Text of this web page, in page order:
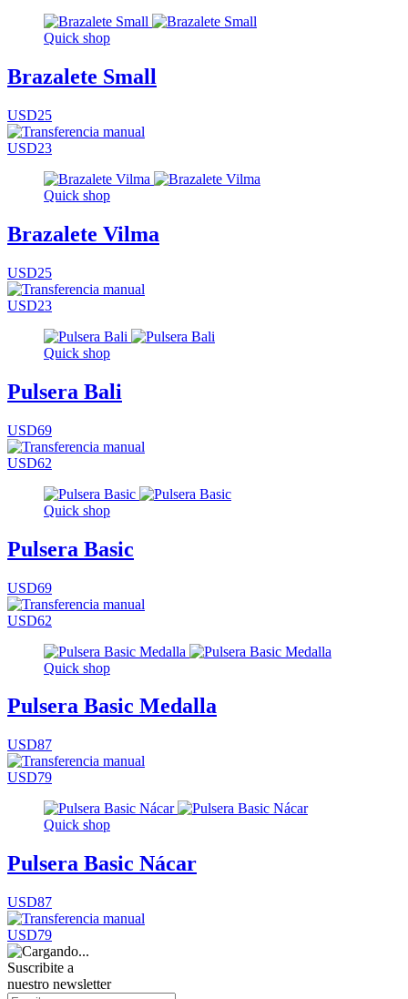
Quick shop
Brazalete Small
USD25
USD23
Quick shop
Brazalete Vilma
USD25
USD23
Quick shop
Pulsera Bali
USD69
USD62
Quick shop
Pulsera Basic
USD69
USD62
Quick shop
Pulsera Basic Medalla
USD87
USD79
Quick shop
Pulsera Basic Nácar
USD87
USD79
Suscribite a
nuestro newsletter